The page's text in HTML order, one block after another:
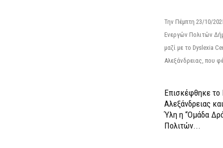
Την Πέμπτη 23/10/
Ενεργών Πολιτών
μαζί με το Dyslexia
Αλεξάνδρειας, που
Επισκέφθηκε το
Αλεξάνδρειας
Ύλη η “Ομάδα
Πολιτών...